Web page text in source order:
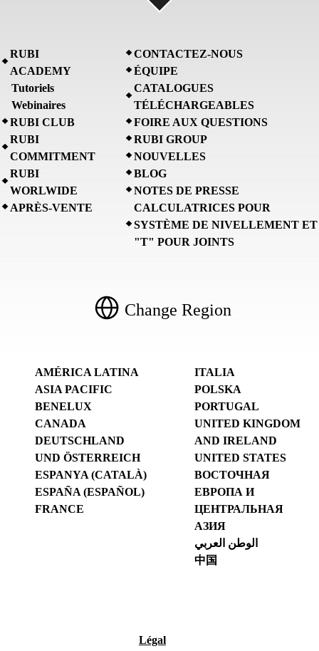
RUBI
ACADEMY
Tutoriels
Webinaires
RUBI CLUB
RUBI
COMMITMENT
RUBI
WORLWIDE
APRÈS-VENTE
CONTACTEZ-NOUS
ÉQUIPE
CATALOGUES
TÉLÉCHARGEABLES
FOIRE AUX QUESTIONS
RUBI GROUP
NOUVELLES
BLOG
NOTES DE PRESSE
CALCULATRICES POUR
SYSTÈME DE NIVELLEMENT ET
"T" POUR JOINTS
Change Region
AMÉRICA LATINA
ASIA PACIFIC
BENELUX
CANADA
DEUTSCHLAND
UND ÖSTERREICH
ESPANYA (CATALÀ)
ESPAÑA (ESPAÑOL)
FRANCE
ITALIA
POLSKA
PORTUGAL
UNITED KINGDOM
AND IRELAND
UNITED STATES
ВОСТОЧНАЯ
ЕВРОПА И
ЦЕНТРАЛЬНАЯ
АЗИЯ
الوطن العربي
中国
Légal